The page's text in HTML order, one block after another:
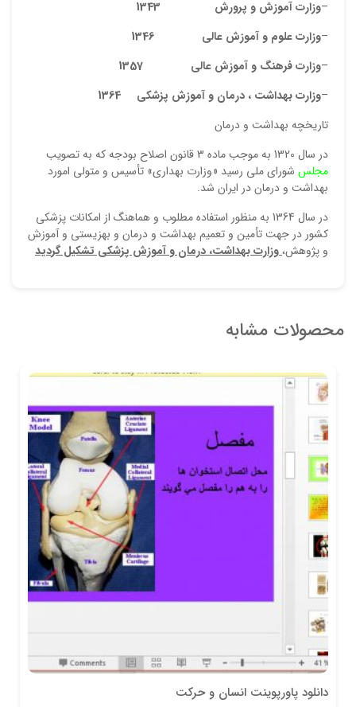
–وزارت آموزش و پرورش 1343
–وزارت علوم و آموزش عالی 1346
–وزارت فرهنگ و آموزش عالی 1357
–وزارت بهداشت ، درمان و آموزش پزشکی 1364
تاریخچه بهداشت و درمان
در سال 1320 به موجب ماده 3 قانون اصلاح بودجه که به تصويب
مجلس شوراي ملي رسيد «وزارت بهداري» تأسيس و متولی امورد
بهداشت و درمان در ایران شد.
در سال 1364 به منظور استفاده مطلوب و هماهنگ از امكانات پزشكي
كشور در جهت تأمين و تعميم بهداشت و درمان و بهزيستي و آموزش
و پژوهش،وزارت بهداشت، درمان و آموزش پزشكي تشكيل گرديد
محصولات مشابه
دانلود پاورپوینت انسان و حرکت